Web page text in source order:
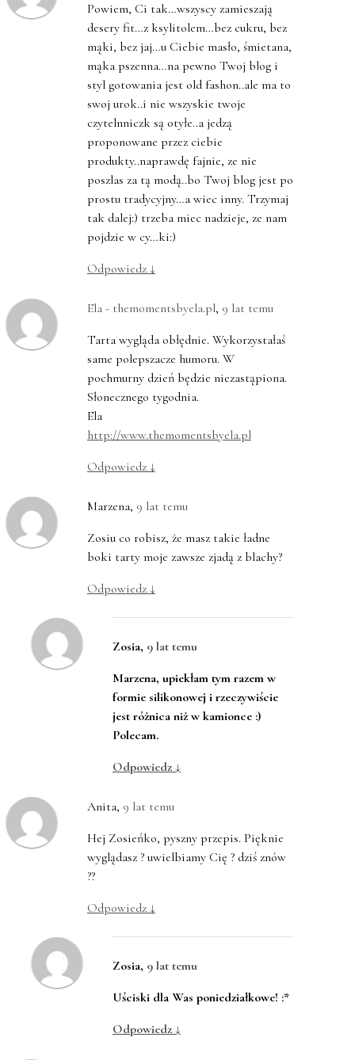
Powiem, Ci tak…wszyscy zamieszają
desery fit…z ksylitolem…bez cukru, bez
mąki, bez jaj…u Ciebie masło, śmietana,
mąka pszenna…na pewno Twoj blog i
styl gotowania jest old fashon..ale ma to
swoj urok..i nie wszyskie twoje
czytelnniczk są otyłe..a jedzą
proponowane przez ciebie
produkty..naprawdę fajnie, ze nie
poszlas za tą modą..bo Twoj blog jest po
prostu tradycyjny…a wiec inny. Trzymaj
tak dalej:) trzeba miec nadzieje, ze nam
pojdzie w cy…ki:)
Odpowiedz ↓
Ela - themomentsbyela.pl, 9 lat temu
Tarta wygląda obłędnie. Wykorzystałaś
same polepszacze humoru. W
pochmurny dzień będzie niezastąpiona.
Słonecznego tygodnia.
Ela
http://www.themomentsbyela.pl
Odpowiedz ↓
Marzena, 9 lat temu
Zosiu co robisz, że masz takie ładne
boki tarty moje zawsze zjadą z blachy?
Odpowiedz ↓
Zosia, 9 lat temu
Marzena, upiekłam tym razem w
formie silikonowej i rzeczywiście
jest różnica niż w kamionce :)
Polecam.
Odpowiedz ↓
Anita, 9 lat temu
Hej Zosieńko, pyszny przepis. Pięknie
wyglądasz ? uwielbiamy Cię ? dziś znów
??
Odpowiedz ↓
Zosia, 9 lat temu
Uściski dla Was poniedziałkowe! :*
Odpowiedz ↓